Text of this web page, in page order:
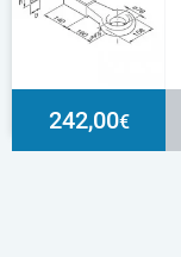
242,00€